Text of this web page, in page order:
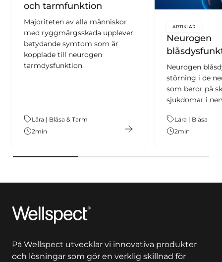
och tarmfunktion
Majoriteten av alla människor
med ryggmärgsskada upplever
betydande symtom som är
kopplade till neurogen
tarmdysfunktion.
Tema:
Lära | Blåsa & Tarm
2min
Neurogen
ARTIKLAR
Neurogen
störning i de
som beror på
sjukdomar i
Tema:
Lära | Blåsa
2min
Wellspect
På Wellspect utvecklar vi innovativa produkter
och lösningar som gör en verklig skillnad för